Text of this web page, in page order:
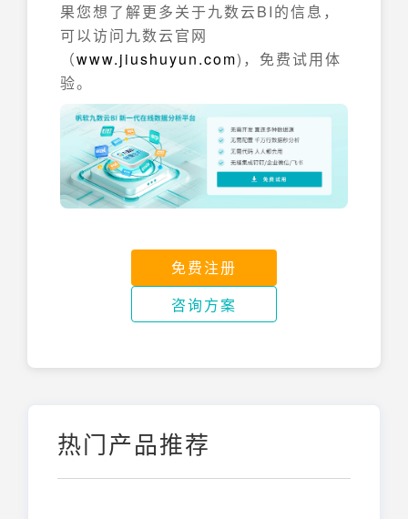
果您想了解更多关于九数云BI的信息，
可以访问九数云官网
（www.jiushuyun.com)，免费试用体
验。
免费注册
咨询方案
热门产品推荐